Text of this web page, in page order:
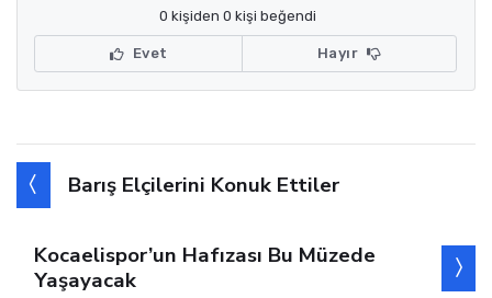
0 kişiden 0 kişi beğendi
Evet Hayır
Barış Elçilerini Konuk Ettiler
Kocaelispor’un Hafızası Bu Müzede
Yaşayacak